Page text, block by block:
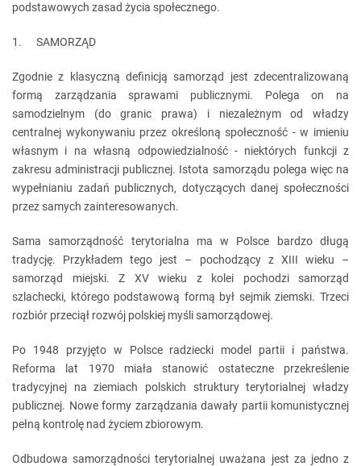
podstawowych zasad życia społecznego.
1. SAMORZĄD
Zgodnie z klasyczną definicją samorząd jest zdecentralizowaną
formą zarządzania sprawami publicznymi. Polega on na
samodzielnym (do granic prawa) i niezależnym od władzy
centralnej wykonywaniu przez określoną społeczność - w imieniu
własnym i na własną odpowiedzialność - niektórych funkcji z
zakresu administracji publicznej. Istota samorządu polega więc na
wypełnianiu zadań publicznych, dotyczących danej społeczności
przez samych zainteresowanych.
Sama samorządność terytorialna ma w Polsce bardzo długą
tradycję. Przykładem tego jest – pochodzący z XIII wieku –
samorząd miejski. Z XV wieku z kolei pochodzi samorząd
szlachecki, którego podstawową formą był sejmik ziemski. Trzeci
rozbiór przeciął rozwój polskiej myśli samorządowej.
Po 1948 przyjęto w Polsce radziecki model partii i państwa.
Reforma lat 1970 miała stanowić ostateczne przekreślenie
tradycyjnej na ziemiach polskich struktury terytorialnej władzy
publicznej. Nowe formy zarządzania dawały partii komunistycznej
pełną kontrolę nad życiem zbiorowym.
Odbudowa samorządności terytorialnej uważana jest za jedno z